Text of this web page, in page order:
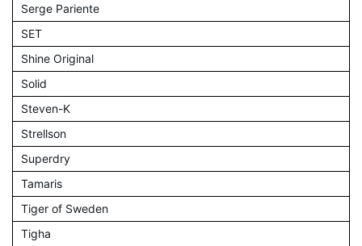
Serge Pariente
SET
Shine Original
Solid
Steven-K
Strellson
Superdry
Tamaris
Tiger of Sweden
Tigha